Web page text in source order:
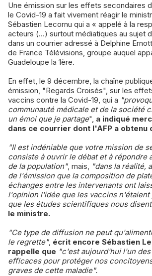
Une émission sur les effets secondaires des vaccins contre
le Covid-19 a fait vivement réagir le
Sébastien Lecornu qui a « appelé à la
acteurs (…) surtout médiatiques au sujet
dans un courrier adressé à Delphine
de France Télévisions, groupe auquel
Guadeloupe la 1ère.
En effet, le 9 décembre, la chaîne
émission, "Regards Croisés", sur les
vaccins contre la Covid-19, qui a
communauté médicale et de la société
un émoi que je partage", a indiqué
dans ce courrier dont l'AFP a obtenu
"Il est indéniable que votre mission de
consiste à ouvrir le débat et à répondre
de la population", mais, "dans la réalité,
de l'émission que la composition de
échanges entre les intervenants ont
l'opinion l'idée que les vaccins n'étaient
que les études scientifiques nous
le ministre.
"Ce type de diffusion ne peut
le regrette", écrit encore Sébastien
rappelle que "c'est aujourd'hui l'un
efficaces pour protéger nos
graves de cette maladie".